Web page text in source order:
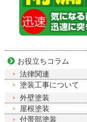
お役立ちコラム
法律関連
塗装工事について
外壁塗装
屋根塗装
付帯部塗装